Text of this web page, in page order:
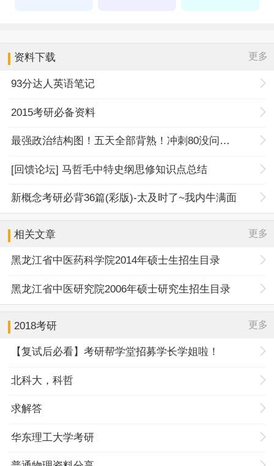
资料下载 更多
93分达人英语笔记
2015考研必备资料
最强政治结构图！五天全部背熟！冲刺80没问题！
[回馈论坛] 马哲毛中特史纲思修知识点总结
新概念考研必背36篇(彩版)-太及时了~我内牛满面
相关文章 更多
黑龙江省中医药科学院2014年硕士生招生目录
黑龙江省中医研究院2006年硕士研究生招生目录
2018考研 更多
【复试后必看】考研帮学堂招募学长学姐啦！
北科大，科哲
求解答
华东理工大学考研